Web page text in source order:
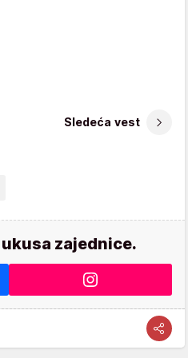
Sledeća vest
zajednice.